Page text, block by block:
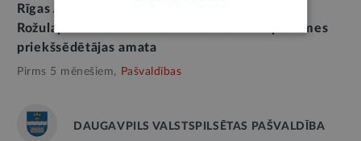
Rīgas Apkaimju alianses atklātā vēstule par E.
Rožulapas atstādināšanu no Būvniecības padomes
priekšsēdētājas amata
Pirms 5 mēnešiem, Pašvaldības
DAUGAVPILS VALSTSPILSĒTAS PAŠVALDĪBA